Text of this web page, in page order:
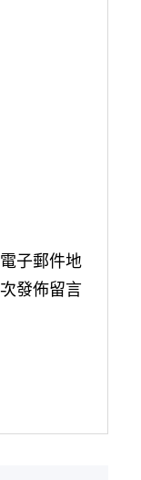
子郵件地
發佈留言